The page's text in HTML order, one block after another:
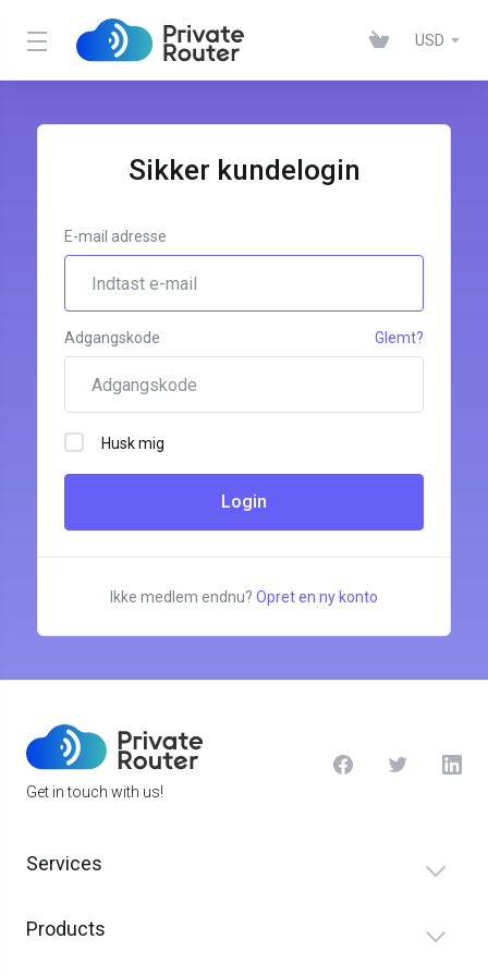
USD
Sikker kundelogin
E-mail adresse
Adgangskode Glemt?
Husk mig
Ikke medlem endnu? Opret en ny konto
Get in touch with us!
Services
Products